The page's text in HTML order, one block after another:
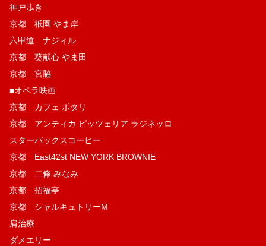
神戸歩き
京都 祇園 やま岸
六甲道 ナジィル
京都 葵献心 やま田
京都 宮脇
■オペラ映画
京都 カフェ ポタリ
京都 アンティカ ピッツェリア ラジネッロ
スターバックスコーヒー
京都 East42st NEW YORK BROWNIE
京都 二條 みなみ
京都 招福亭
京都 シャルキュトリーM
肩治療
ダメエリー